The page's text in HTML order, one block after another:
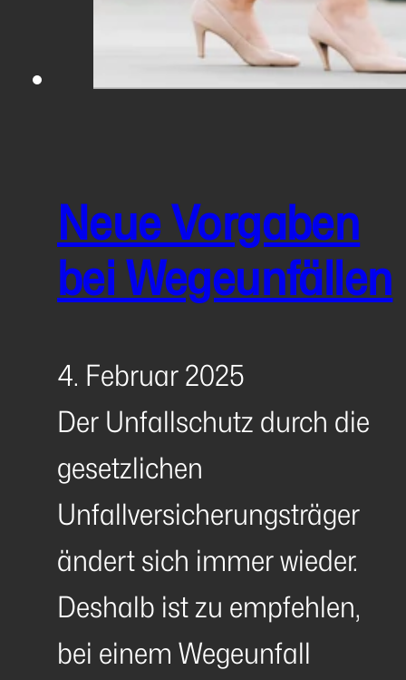
Neue Vorgaben
bei Wegeunfällen
4. Februar 2025
Der Unfallschutz durch die
gesetzlichen
Unfallversicherungsträger
ändert sich immer wieder.
Deshalb ist zu empfehlen,
bei einem Wegeunfall